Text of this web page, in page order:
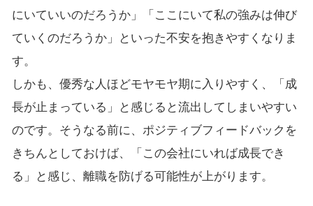
にいていいのだろうか」「ここにいて私の強みは伸び
ていくのだろうか」といった不安を抱きやすくなりま
す。
しかも、優秀な人ほどモヤモヤ期に入りやすく、「成
長が止まっている」と感じると流出してしまいやすい
のです。そうなる前に、ポジティブフィードバックを
きちんとしておけば、「この会社にいれば成長でき
る」と感じ、離職を防げる可能性が上がります。